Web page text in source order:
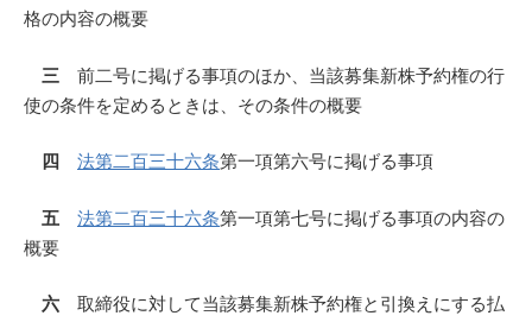
格の内容の概要
三 前二号に掲げる事項のほか、当該募集新株予約権の行
使の条件を定めるときは、その条件の概要
四 法第二百三十六条第一項第六号に掲げる事項
五 法第二百三十六条第一項第七号に掲げる事項の内容の
概要
六 取締役に対して当該募集新株予約権と引換えにする払